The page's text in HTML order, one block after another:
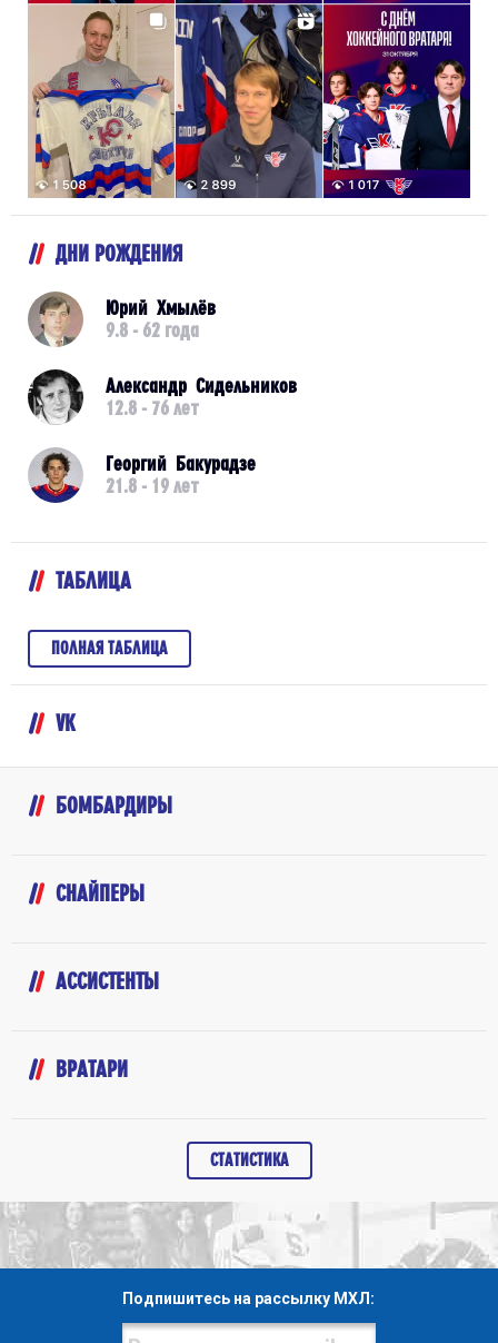
ДНИ РОЖДЕНИЯ
Юрий Хмылёв
9.8 - 62 года
Александр Сидельников
12.8 - 76 лет
Георгий Бакурадзе
21.8 - 19 лет
ТАБЛИЦА
ПОЛНАЯ ТАБЛИЦА
VK
БОМБАРДИРЫ
СНАЙПЕРЫ
АССИСТЕНТЫ
ВРАТАРИ
СТАТИСТИКА
Подпишитесь на рассылку МХЛ: